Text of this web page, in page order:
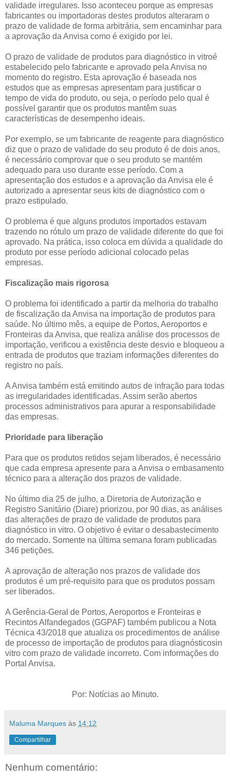
validade irregulares. Isso aconteceu porque as empresas
fabricantes ou importadoras destes produtos alteraram o
prazo de validade de forma arbitrária, sem encaminhar para
a aprovação da Anvisa como é exigido por lei.
O prazo de validade de produtos para diagnóstico in vitroé
estabelecido pelo fabricante e aprovado pela Anvisa no
momento do registro. Esta aprovação é baseada nos
estudos que as empresas apresentam para justificar o
tempo de vida do produto, ou seja, o período pelo qual é
possível garantir que os produtos mantêm suas
características de desempenho ideais.
Por exemplo, se um fabricante de reagente para diagnóstico
diz que o prazo de validade do seu produto é de dois anos,
é necessário comprovar que o seu produto se mantém
adequado para uso durante esse período. Com a
apresentação dos estudos e a aprovação da Anvisa ele é
autorizado a apresentar seus kits de diagnóstico com o
prazo estipulado.
O problema é que alguns produtos importados estavam
trazendo no rótulo um prazo de validade diferente do que foi
aprovado. Na prática, isso coloca em dúvida a qualidade do
produto por esse período adicional colocado pelas
empresas.
Fiscalização mais rigorosa
O problema foi identificado a partir da melhoria do trabalho
de fiscalização da Anvisa na importação de produtos para
saúde. No último mês, a equipe de Portos, Aeroportos e
Fronteiras da Anvisa, que realiza análise dos processos de
importação, verificou a existência deste desvio e bloqueou a
entrada de produtos que traziam informações diferentes do
registro no país.
A Anvisa também está emitindo autos de infração para todas
as irregularidades identificadas. Assim serão abertos
processos administrativos para apurar a responsabilidade
das empresas.
Prioridade para liberação
Para que os produtos retidos sejam liberados, é necessário
que cada empresa apresente para a Anvisa o embasamento
técnico para a alteração dos prazos de validade.
No último dia 25 de julho, a Diretoria de Autorização e
Registro Sanitário (Diare) priorizou, por 90 dias, as análises
das alterações de prazo de validade de produtos para
diagnóstico in vitro. O objetivo é evitar o desabastecimento
do mercado. Somente na última semana foram publicadas
346 petições.
A aprovação de alteração nos prazos de validade dos
produtos é um pré-requisito para que os produtos possam
ser liberados.
A Gerência-Geral de Portos, Aeroportos e Fronteiras e
Recintos Alfandegados (GGPAF) também publicou a Nota
Técnica 43/2018 que atualiza os procedimentos de análise
de processo de importação de produtos para diagnósticosin
vitro com prazo de validade incorreto. Com informações do
Portal Anvisa.
Por: Notícias ao Minuto.
Maluma Marques às 14:12
Compartilhar
Nenhum comentário: